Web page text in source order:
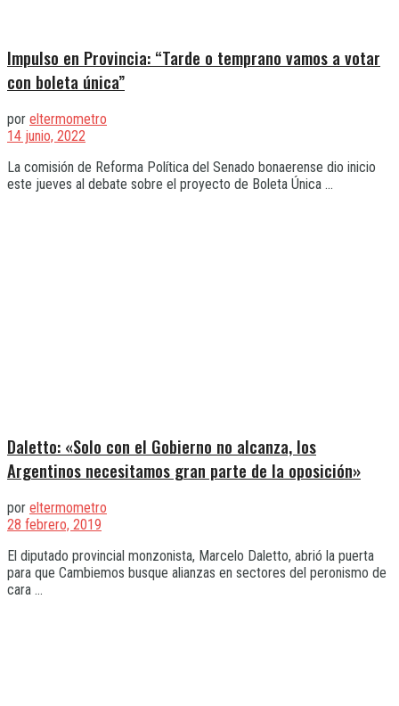
Impulso en Provincia: “Tarde o temprano vamos a votar
con boleta única”
por eltermometro
14 junio, 2022
La comisión de Reforma Política del Senado bonaerense dio inicio
este jueves al debate sobre el proyecto de Boleta Única ...
Daletto: «Solo con el Gobierno no alcanza, los
Argentinos necesitamos gran parte de la oposición»
por eltermometro
28 febrero, 2019
El diputado provincial monzonista, Marcelo Daletto, abrió la puerta
para que Cambiemos busque alianzas en sectores del peronismo de
cara ...